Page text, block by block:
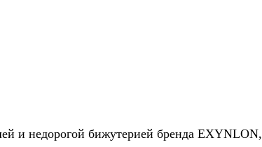
и недорогой бижутерией бренда EXYNLON,